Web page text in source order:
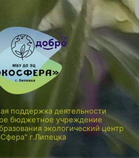
поддержка деятельности
бюджетное учреждение
экологический центр
г.Липецка